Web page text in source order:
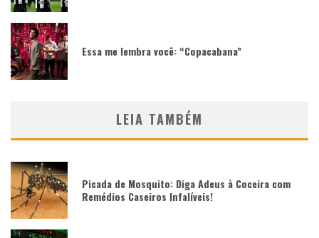
Essa me lembra você: “Copacabana”
LEIA TAMBÉM
Picada de Mosquito: Diga Adeus à Coceira com
Remédios Caseiros Infalíveis!